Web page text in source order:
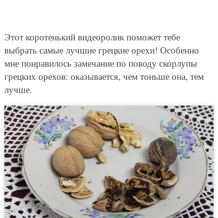
Этот коротенький видеоролик поможет тебе
выбрать самые лучшие грецкие орехи! Особенно
мне понравилось замечание по поводу скорлупы
грецких орехов: оказывается, чем тоньше она, тем
лучше.